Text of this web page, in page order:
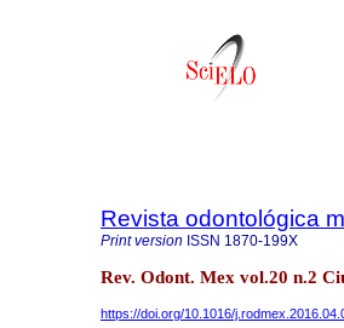
Revista odontológica
Print version ISSN 1870-199X
Rev. Odont. Mex vol.20 n.2
https://doi.org/10.1016/